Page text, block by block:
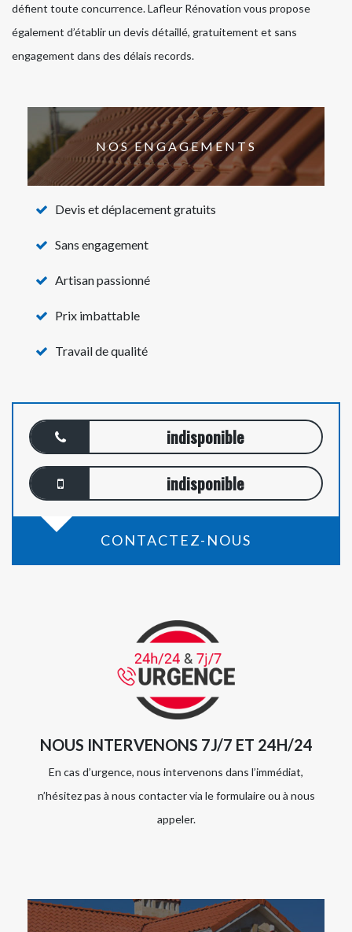
défient toute concurrence. Lafleur Rénovation vous propose
également d’établir un devis détaillé, gratuitement et sans
engagement dans des délais records.
NOS ENGAGEMENTS
Devis et déplacement gratuits
Sans engagement
Artisan passionné
Prix imbattable
Travail de qualité
indisponible
indisponible
CONTACTEZ-NOUS
NOUS INTERVENONS 7J/7 ET 24H/24
En cas d’urgence, nous intervenons dans l’immédiat,
n’hésitez pas à nous contacter via le formulaire ou à nous
appeler.